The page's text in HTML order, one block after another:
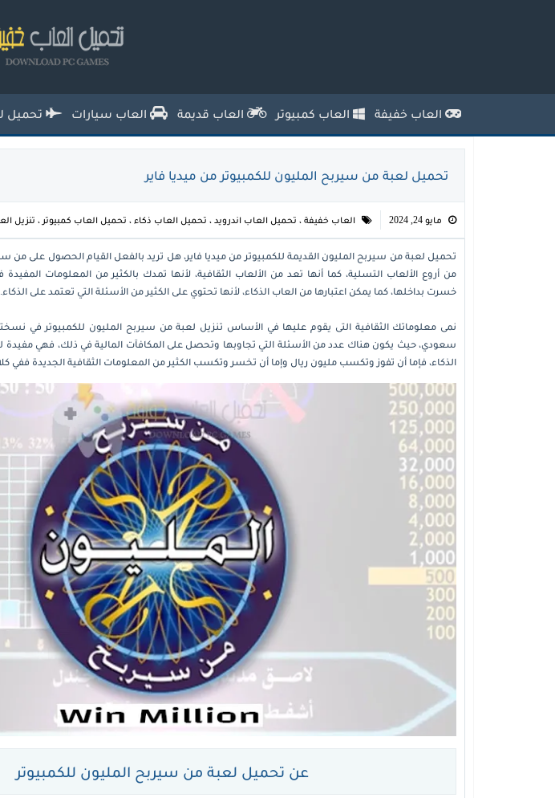
تحميل العاب خفيفة
فاير للاجهزة الضعيفة
العاب خفيفة العاب كمبيوتر العاب قديمة العاب سيارات تحميل
تحميل لعبة من سيربح المليون للكمبيوتر من ميديا فاير
مايو 24, 2024 العاب خفيفة ، تحميل العاب اندرويد ، تحميل العاب ذكاء ، تحميل العاب كمبيوتر ، تنزيل
تحميل لعبة من سيربح المليون القديمة للكمبيوتر من ميديا فاير، هل تريد بالفعل القيام الحصول على من
من أروع الألعاب التسلية، كما أنها تعد من الألعاب الثقافية، لأنها تمدك بالكثير من المعلومات
خسرت بداخلها، كما يمكن اعتبارها من العاب الذكاء، لأنها تحتوي على الكثير من الأسئلة التي تعتمد على الذكاء.
نمى معلوماتك الثقافية التى يقوم عليها في الأساس تنزيل لعبة من سيربح المليون للكمبيوتر في
سعودي، حيث يكون هناك عدد من الأسئلة التي تجاوبها وتحصل على المكافآت المالية في ذلك، فهي مفيدة
الذكاء، فإما أن تفوز وتكسب مليون ريال وإما أن تخسر وتكسب الكثير من المعلومات الثقافية الجديدة ففي
عن تحميل لعبة من سيربح المليون للكمبيوتر